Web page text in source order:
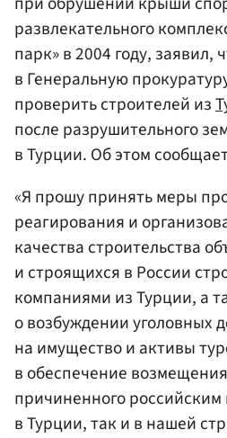
развлекательного
парк» в 2004 году, заявил,
в Генеральную
проверить строителей из
после разрушительного
в Турции. Об этом
«Я прошу принять меры
реагирования и
качества строительства
и строящихся в России
компаниями из Турции, а
о возбуждении уголовных
на имущество и активы
в обеспечение
причиненного
в Турции, так и в нашей